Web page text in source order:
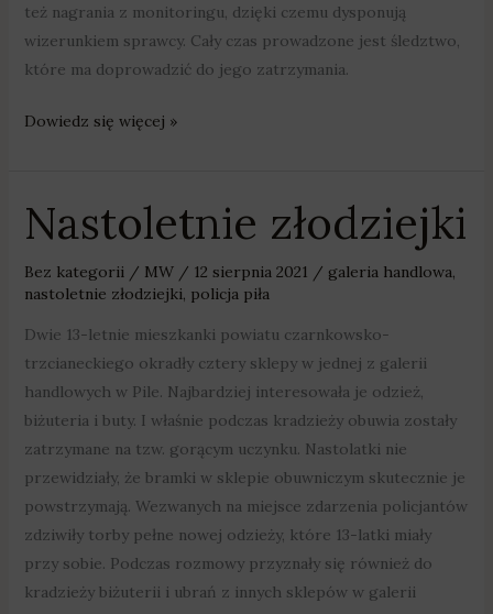
też nagrania z monitoringu, dzięki czemu dysponują
wizerunkiem sprawcy. Cały czas prowadzone jest śledztwo,
które ma doprowadzić do jego zatrzymania.
Dowiedz się więcej »
Nastoletnie złodziejki
Bez kategorii/ MW / 12 sierpnia 2021 / galeria handlowa,
nastoletnie złodziejki, policja piła
Dwie 13-letnie mieszkanki powiatu czarnkowsko-
trzcianeckiego okradły cztery sklepy w jednej z galerii
handlowych w Pile. Najbardziej interesowała je odzież,
biżuteria i buty. I właśnie podczas kradzieży obuwia zostały
zatrzymane na tzw. gorącym uczynku. Nastolatki nie
przewidziały, że bramki w sklepie obuwniczym skutecznie je
powstrzymają. Wezwanych na miejsce zdarzenia policjantów
zdziwiły torby pełne nowej odzieży, które 13-latki miały
przy sobie. Podczas rozmowy przyznały się również do
kradzieży biżuterii i ubrań z innych sklepów w galerii
Nastoletnie
złodziejki